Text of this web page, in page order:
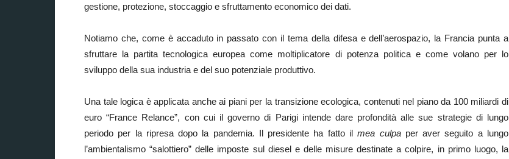
gestione, protezione, stoccaggio e sfruttamento economico dei dati.
Notiamo che, come è accaduto in passato con il tema della difesa e dell’aerospazio, la Francia punta a
sfruttare la partita tecnologica europea come moltiplicatore di potenza politica e come volano per lo
sviluppo della sua industria e del suo potenziale produttivo.
Una tale logica è applicata anche ai piani per la transizione ecologica, contenuti nel piano da 100 miliardi di
euro “France Relance”, con cui il governo di Parigi intende dare profondità alle sue strategie di lungo
periodo per la ripresa dopo la pandemia. Il presidente ha fatto ilmea culpaper aver seguito a lungo
l’ambientalismo “salottiero” delle imposte sul diesel e delle misure destinate a colpire, in primo luogo, la